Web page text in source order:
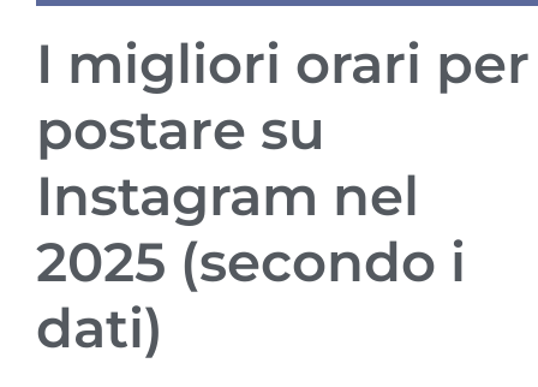
I migliori orari per
postare su
Instagram nel
2025 (secondo i
dati)